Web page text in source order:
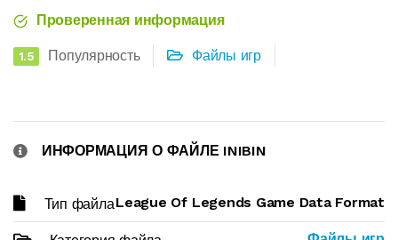
Проверенная информация
1.5 Популярность Файлы игр
ИНФОРМАЦИЯ О ФАЙЛЕ INIBIN
Тип файлаLeague Of Legends Game Data Format